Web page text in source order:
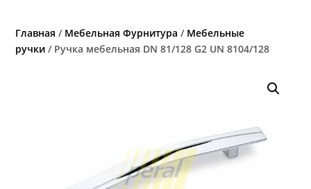
Главная / Мебельная Фурнитура / Мебельные
ручки / Ручка мебельная DN 81/128 G2 UN 8104/128